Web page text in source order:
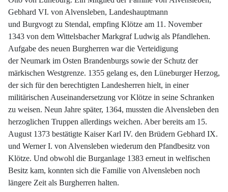
Gebhard VI. von Alvensleben, Landeshauptmann
und Burgvogt zu Stendal, empfing Klötze am 11. November
1343 von dem Wittelsbacher Markgraf Ludwig als Pfandlehen.
Aufgabe des neuen Burgherren war die Verteidigung
der Neumark im Osten Brandenburgs sowie der Schutz der
märkischen Westgrenze. 1355 gelang es, den Lüneburger Herzog,
der sich für den berechtigten Landesherren hielt, in einer
militärischen Auseinandersetzung vor Klötze in seine Schranken
zu weisen. Neun Jahre später, 1364, mussten die Alvensleben den
herzoglichen Truppen allerdings weichen. Aber bereits am 15.
August 1373 bestätigte Kaiser Karl IV. den Brüdern Gebhard IX.
und Werner I. von Alvensleben wiederum den Pfandbesitz von
Klötze. Und obwohl die Burganlage 1383 erneut in welfischen
Besitz kam, konnten sich die Familie von Alvensleben noch
längere Zeit als Burgherren halten.